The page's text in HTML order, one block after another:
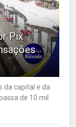
Pix
da capital e da
de 10 mil